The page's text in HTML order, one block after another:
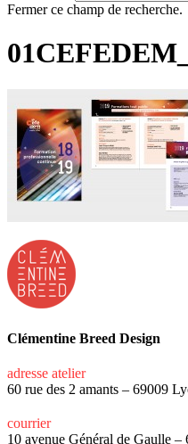
Fermer ce champ de recherche.
Clémentine Breed Design
adresse atelier
60 rue des 2 amants – 69009
courrier
10 avenue Général de Gaulle